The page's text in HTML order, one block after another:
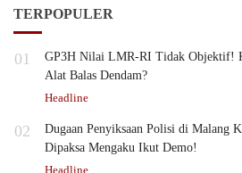
TERPOPULER
01
GP3H Nilai LMR-RI Tidak Objektif!
Alat Balas Dendam?
Headline
02
Dugaan Penyiksaan Polisi di Malang
Dipaksa Mengaku Ikut Demo!
Headline